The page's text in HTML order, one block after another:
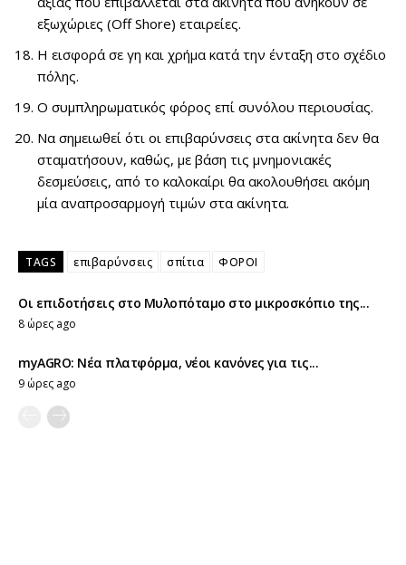
εξωχώριες (Off Shore) εταιρείες.
Η εισφορά σε γη και χρήμα κατά την ένταξη στο σχέδιο
πόλης.
Ο συμπληρωματικός φόρος επί συνόλου περιουσίας.
Να σημειωθεί ότι οι επιβαρύνσεις στα ακίνητα δεν θα
σταματήσουν, καθώς, με βάση τις μνημονιακές
δεσμεύσεις, από το καλοκαίρι θα ακολουθήσει ακόμη
μία αναπροσαρμογή τιμών στα ακίνητα.
TAGS επιβαρύνσεις σπίτια ΦΟΡΟΙ
Οι επιδοτήσεις στο Μυλοπόταμο στο μικροσκόπιο της...
8 ώρες ago
myAGRO: Νέα πλατφόρμα, νέοι κανόνες για τις...
9 ώρες ago